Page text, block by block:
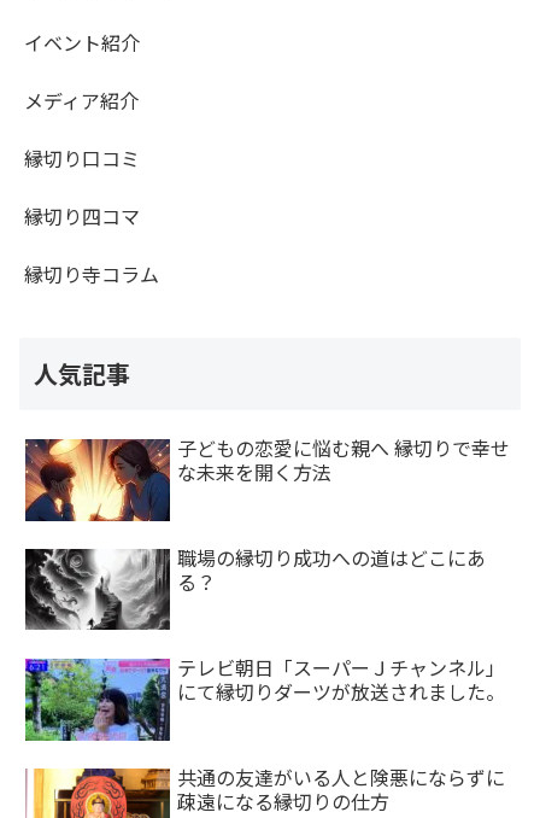
イベント紹介
メディア紹介
縁切り口コミ
縁切り四コマ
縁切り寺コラム
人気記事
子どもの恋愛に悩む親へ 縁切りで幸せ
な未来を開く方法
職場の縁切り成功への道はどこにあ
る？
テレビ朝日「スーパーＪチャンネル」
にて縁切りダーツが放送されました。
共通の友達がいる人と険悪にならずに
疎遠になる縁切りの仕方